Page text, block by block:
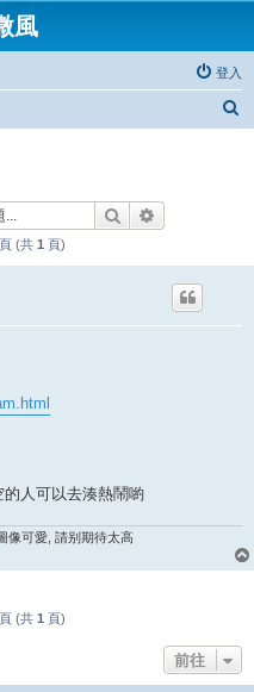
風
登入
搜尋
頁 (共 1 頁)
人可以去湊熱鬧喲
像可愛, 請别期待太高
頁 (共 1 頁)
前往